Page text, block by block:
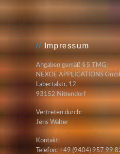
Impressum
Angaben gemäß § 5 TMG:
NEXOE APPLICATIONS
Labertalstr. 12
93152 Nittendorf
Vertreten durch:
Jens Walter
Kontakt:
Telefon: +49 (9404) 957 99